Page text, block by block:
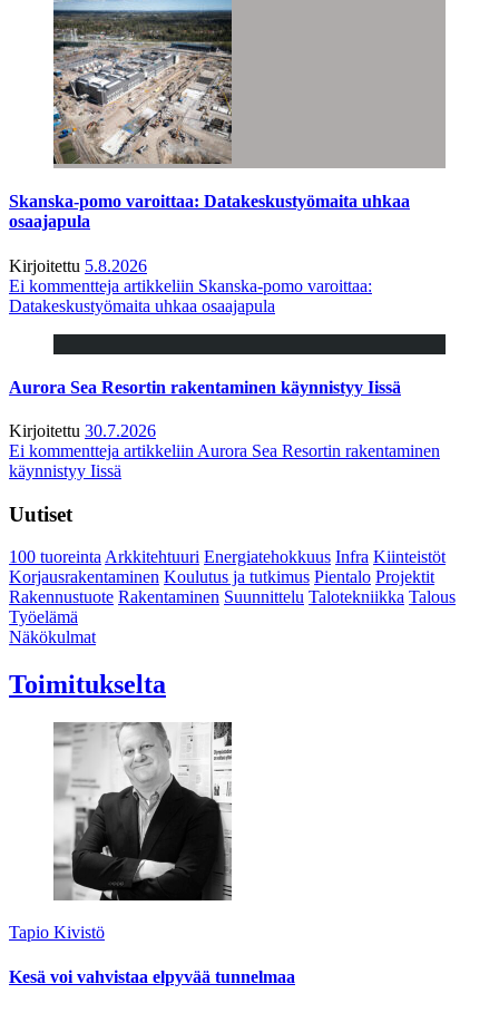
Skanska-pomo varoittaa: Datakeskustyömaita uhkaa
osaajapula
Kirjoitettu 5.8.2026
Ei kommentteja artikkeliin Skanska-pomo varoittaa:
Datakeskustyömaita uhkaa osaajapula
Aurora Sea Resortin rakentaminen käynnistyy Iissä
Kirjoitettu 30.7.2026
Ei kommentteja artikkeliin Aurora Sea Resortin rakentaminen
käynnistyy Iissä
Uutiset
100 tuoreintaArkkitehtuuri Energiatehokkuus Infra Kiinteistöt
Korjausrakentaminen Koulutus ja tutkimus Pientalo Projektit
Rakennustuote Rakentaminen Suunnittelu Talotekniikka Talous
Työelämä
Näkökulmat
Toimitukselta
Tapio Kivistö
Kesä voi vahvistaa elpyvää tunnelmaa